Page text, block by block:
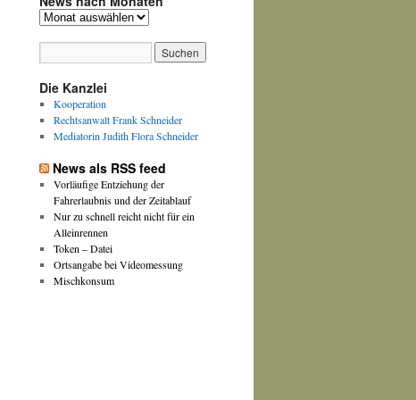
News
Die Kanzlei
Kooperation
Rechtsanwalt Frank Schneider
Mediatorin Judith Flora Schneider
News als RSS feed
Vorläufige Entziehung der
Fahrerlaubnis und der Zeitablauf
Nur zu schnell reicht nicht für ein
Alleinrennen
Token – Datei
Ortsangabe bei Videomessung
Mischkonsum